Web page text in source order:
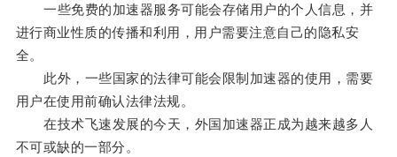
一些免费的加速器服务可能会存储用户的个人信息，并
进行商业性质的传播和利用，用户需要注意自己的隐私安
全。
此外，一些国家的法律可能会限制加速器的使用，需要
用户在使用前确认法律法规。
在技术飞速发展的今天，外国加速器正成为越来越多人
不可或缺的一部分。